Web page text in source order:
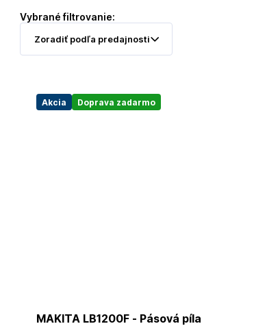
Vybrané filtrovanie:
Akcia Doprava zadarmo
MAKITA LB1200F - Pásová píla